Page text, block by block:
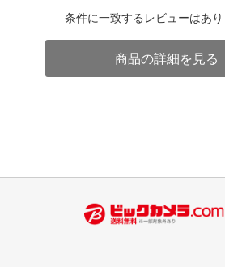
条件に一致するレビューはあり
商品の詳細を見る